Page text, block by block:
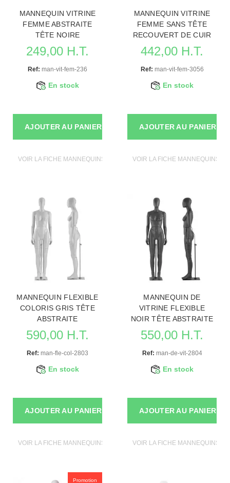
MANNEQUIN VITRINE
FEMME ABSTRAITE
TÊTE NOIRE
249,00 H.T.
Ref: man-vit-fem-236
En stock
AJOUTER AU PANIER
VOIR LA FICHE MANNEQUINS VITRINE
MANNEQUIN VITRINE
FEMME SANS TÊTE
RECOUVERT DE CUIR
442,00 H.T.
Ref: man-vit-fem-3056
En stock
AJOUTER AU PANIER
VOIR LA FICHE MANNEQUINS
MANNEQUIN FLEXIBLE
COLORIS GRIS TÊTE
ABSTRAITE
590,00 H.T.
Ref: man-fle-col-2803
En stock
AJOUTER AU PANIER
VOIR LA FICHE MANNEQUINS VITRINE
MANNEQUIN DE
VITRINE FLEXIBLE
NOIR TÊTE ABSTRAITE
550,00 H.T.
Ref: man-de-vit-2804
En stock
AJOUTER AU PANIER
VOIR LA FICHE MANNEQUINS
Promotion